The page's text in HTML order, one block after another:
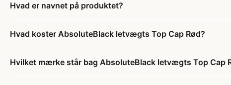
Hvad er navnet på produktet?
Hvad koster AbsoluteBlack letvægts Top Cap Rød?
Hvilket mærke står bag AbsoluteBlack letvægts Top Cap